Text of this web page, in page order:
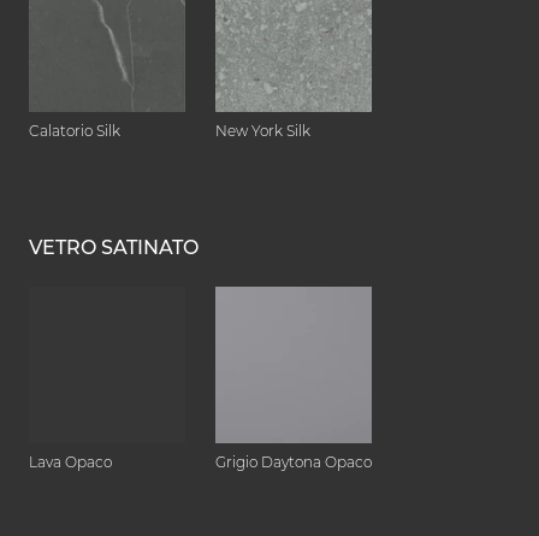
Calatorio Silk New York Silk
VETRO SATINATO
Lava Opaco Grigio Daytona Opaco